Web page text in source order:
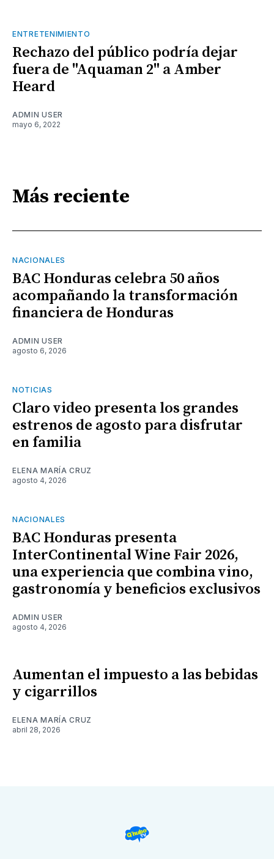
ENTRETENIMIENTO
Rechazo del público podría dejar
fuera de "Aquaman 2" a Amber
Heard
ADMIN USER
mayo 6, 2022
Más reciente
NACIONALES
BAC Honduras celebra 50 años
acompañando la transformación
financiera de Honduras
ADMIN USER
agosto 6, 2026
NOTICIAS
Claro video presenta los grandes
estrenos de agosto para disfrutar
en familia
ELENA MARÍA CRUZ
agosto 4, 2026
NACIONALES
BAC Honduras presenta
InterContinental Wine Fair 2026,
una experiencia que combina vino,
gastronomía y beneficios exclusivos
ADMIN USER
agosto 4, 2026
Aumentan el impuesto a las bebidas
y cigarrillos
ELENA MARÍA CRUZ
abril 28, 2026